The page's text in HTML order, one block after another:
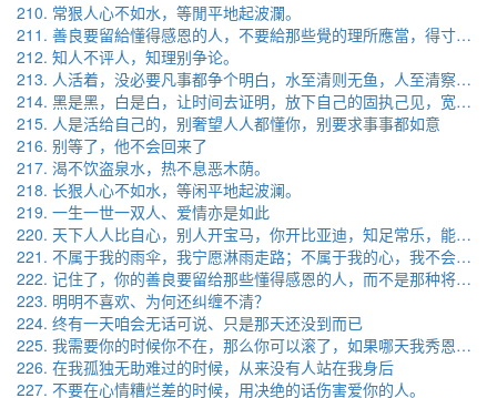
210. 常狠人心不如水，等閒平地起波瀾。
211. 善良要留給懂得感恩的人，不要給那些覺的理所應當，得寸進尺的人
212. 知人不评人，知理别争论。
213. 人活着，没必要凡事都争个明白，水至清则无鱼，人至清察则无友
214. 黑是黑，白是白，让时间去证明，放下自己的固执己见，宽心做人
215. 人是活给自己的，别奢望人人都懂你，别要求事事都如意
216. 别等了，他不会回来了
217. 渴不饮盗泉水，热不息恶木荫。
218. 长狠人心不如水，等闲平地起波澜。
219. 一生一世一双人、爱情亦是如此
220. 天下人人比自心，别人开宝马，你开比亚迪，知足常乐，能者自安。
221. 不属于我的雨伞，我宁愿淋雨走路；不属于我的心，我不会挽留，不属于我的東西，我不会要，不是真心给我的東西，我不稀罕。 ​​​ ​​​​
222. 记住了，你的善良要留给那些懂得感恩的人，而不是那种将你的善良接受的理所应当且会欲求不满得寸进尺的贱人。 ​​​
223. 明明不喜欢、为何还纠缠不清？
224. 终有一天咱会无话可说、只是那天还没到而已
225. 我需要你的时候你不在，那么你可以滚了，如果哪天我秀恩爱了，那个人一定是世界上最好的
226. 在我孤独无助难过的时候，从来没有人站在我身后
227. 不要在心情糟烂差的时候，用决绝的话伤害爱你的人。 ​​​